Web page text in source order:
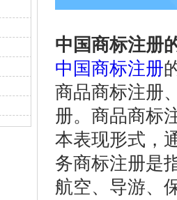
中国商标注册
中国商标注册
商品商标注册
册。商品商标
本表现形式，
务商标注册是
航空、导游、